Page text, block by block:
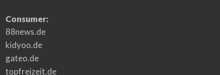
Consumer:
88news.de
kidyoo.de
gateo.de
topfreizeit.de